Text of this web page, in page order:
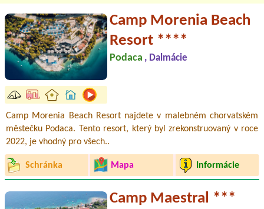
Camp Morenia Beach
Resort ****
Podaca , Dalmácie
Camp Morenia Beach Resort najdete v malebném chorvatském
městečku Podaca. Tento resort, který byl zrekonstruovaný v roce
2022, je vhodný pro všech..
Schránka Mapa Informácie
Camp Maestral ***